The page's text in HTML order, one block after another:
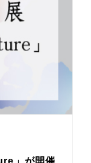
」が開催